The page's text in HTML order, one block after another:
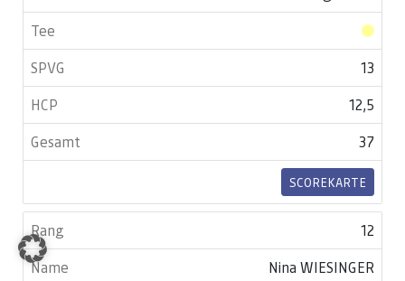
13
12,5
37
SCOREKARTE
12
Nina WIESINGER